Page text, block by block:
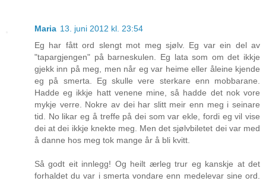
Maria 13. juni 2012 kl. 23:54
Eg har fått ord slengt mot meg sjølv. Eg var ein del av
"tapargjengen" på barneskulen. Eg lata som om det ikkje
gjekk inn på meg, men når eg var heime eller åleine kjende
eg på smerta. Eg skulle vere sterkare enn mobbarane.
Hadde eg ikkje hatt venene mine, så hadde det nok vore
mykje verre. Nokre av dei har slitt meir enn meg i seinare
tid. No likar eg å treffe på dei som var ekle, fordi eg vil vise
dei at dei ikkje knekte meg. Men det sjølvbiletet dei var med
å danne hos meg tok mange år å bli kvitt.
Så godt eit innlegg! Og heilt ærleg trur eg kanskje at det
forhaldet du var i smerta vondare enn medelevar sine ord.